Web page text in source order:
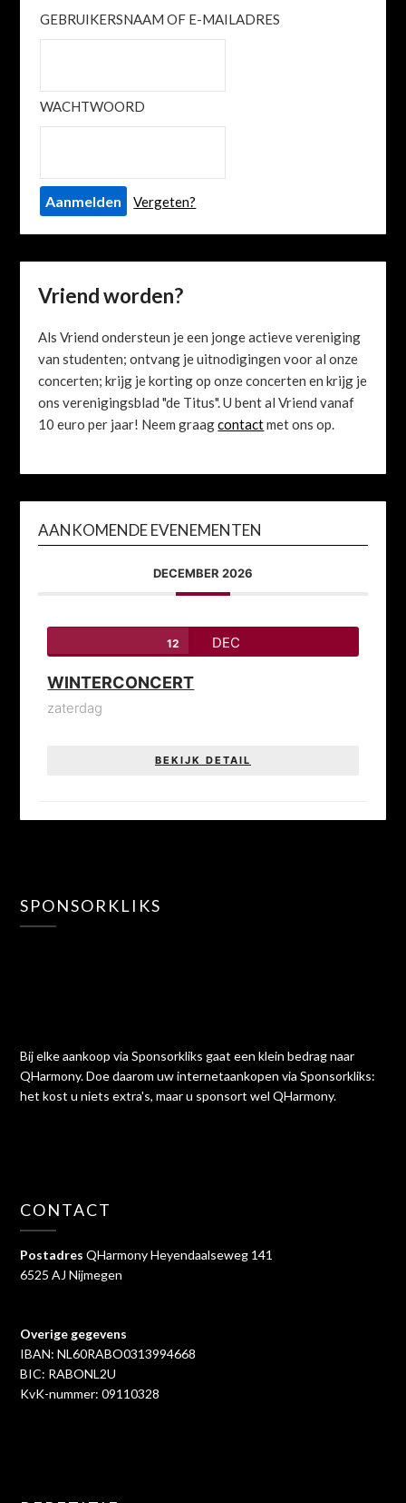
GEBRUIKERSNAAM OF E-MAILADRES
WACHTWOORD
Vergeten?
Vriend worden?
Als Vriend ondersteun je een jonge actieve vereniging
van studenten; ontvang je uitnodigingen voor al onze
concerten; krijg je korting op onze concerten en krijg je
ons verenigingsblad "de Titus". U bent al Vriend vanaf
10 euro per jaar! Neem graagcontactmet ons op.
AANKOMENDE EVENEMENTEN
DECEMBER 2026
12 DEC
WINTERCONCERT
zaterdag
BEKIJK DETAIL
SPONSORKLIKS
Bij elke aankoop via Sponsorkliks gaat een klein bedrag naar
QHarmony. Doe daarom uw internetaankopen via Sponsorkliks:
het kost u niets extra's, maar u sponsort wel QHarmony.
CONTACT
Postadres QHarmony Heyendaalseweg 141
6525 AJ Nijmegen
Overige gegevens
IBAN: NL60RABO0313994668
BIC: RABONL2U
KvK-nummer: 09110328